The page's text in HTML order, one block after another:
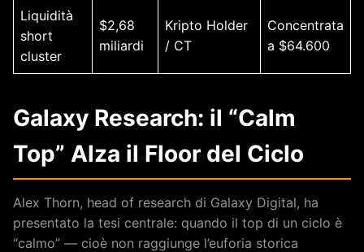
Liquidità
short
cluster
$2,68
miliardi
Kripto Holder
/ CT
Concentrata
a $64.600
Galaxy Research: il “Calm
Top” Alza il Floor del Ciclo
Alex Thorn, head of research di Galaxy Digital, ha
presentato la tesi centrale: quando il top di un ciclo è
“calmo” — cioè non raggiunge l’euforia storica